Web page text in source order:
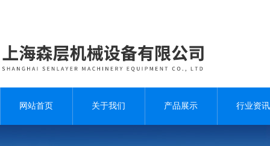
网站首页 关于我们 产品展示 行业资讯